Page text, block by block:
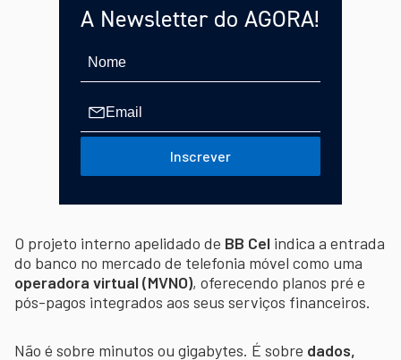
A Newsletter do AGORA!
Inscrever
O projeto interno apelidado de BB Cel indica a entrada
do banco no mercado de telefonia móvel como uma
operadora virtual (MVNO), oferecendo planos pré e
pós-pagos integrados aos seus serviços financeiros.
Não é sobre minutos ou gigabytes. É sobre dados,